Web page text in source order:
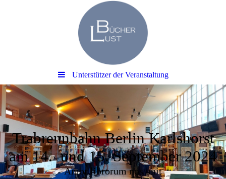
Unterstützer der Veranstaltung
Trabrennbahn Berlin Karlshorst
am 14. und 15. September 2024
Amor librorum nos unit